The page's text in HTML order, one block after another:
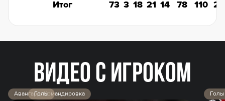
Итог 73 3 18 21 14 78 110
ВИДЕО С ИГРОКОМ
Авангард. Командировка
Голы Голы